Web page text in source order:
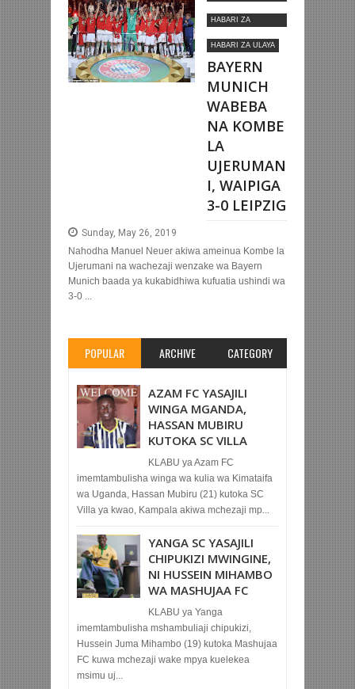
HABARI ZA
HABARI ZA ULAYA
BAYERN
MUNICH
WABEBA
NA KOMBE
LA
UJERUMAN
I, WAIPIGA
3-0 LEIPZIG
Sunday, May 26, 2019
Nahodha Manuel Neuer akiwa ameinua Kombe la
Ujerumani na wachezaji wenzake wa Bayern
Munich baada ya kukabidhiwa kufuatia ushindi wa
3-0 ...
POPULAR ARCHIVE CATEGORY
AZAM FC YASAJILI
WINGA MGANDA,
HASSAN MUBIRU
KUTOKA SC VILLA
KLABU ya Azam FC
imemtambulisha winga wa kulia wa Kimataifa
wa Uganda, Hassan Mubiru (21) kutoka SC
Villa ya kwao, Kampala akiwa mchezaji mp...
YANGA SC YASAJILI
CHIPUKIZI MWINGINE,
NI HUSSEIN MIHAMBO
WA MASHUJAA FC
KLABU ya Yanga
imemtambulisha mshambuliaji chipukizi,
Hussein Juma Mihambo (19) kutoka Mashujaa
FC kuwa mchezaji wake mpya kuelekea
msimu uj...